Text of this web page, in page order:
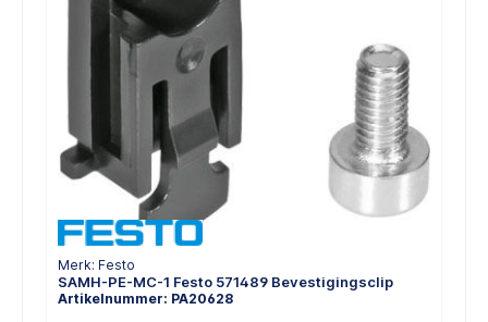
Merk: Festo
SAMH-PE-MC-1 Festo 571489 Bevestigingsclip
Artikelnummer: PA20628